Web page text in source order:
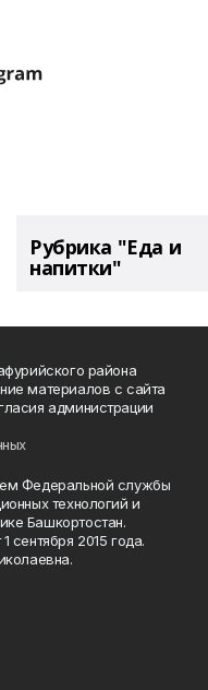
Рубрика "Еда и
напитки"
района
материалов с сайта
администрации
Федеральной службы
технологий и
Башкортостан.
2015 года.